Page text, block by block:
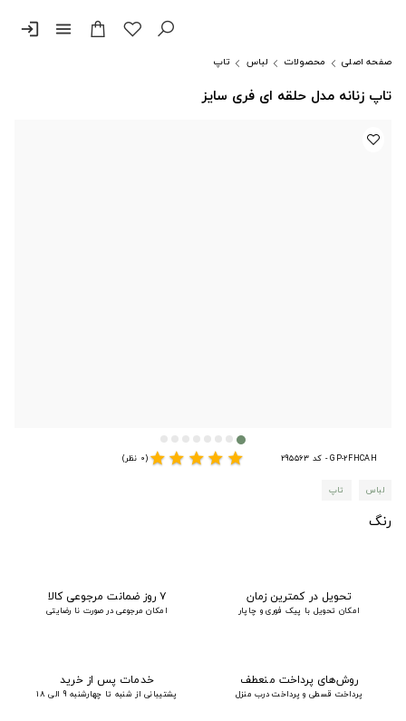
menu
login
صفحه اصلی محصولات لباس تاپ
تاپ زنانه مدل حلقه ای فری سایز
GP-2FHCAH - کد 295563 star
star
star
star
star(0 نظر)
لباس تاپ
رنگ
تحویل در کمترین زمان
امکان تحویل با پیک فوری و چاپار
۷ روز ضمانت مرجوعی کالا
امکان مرجوعی در صورت نا رضایتی
روش‌های پرداخت منعطف
پرداخت قسطی و پرداخت درب منزل
خدمات پس از خرید
پشتیبانی از شنبه تا چهارشنبه 9 الی 18